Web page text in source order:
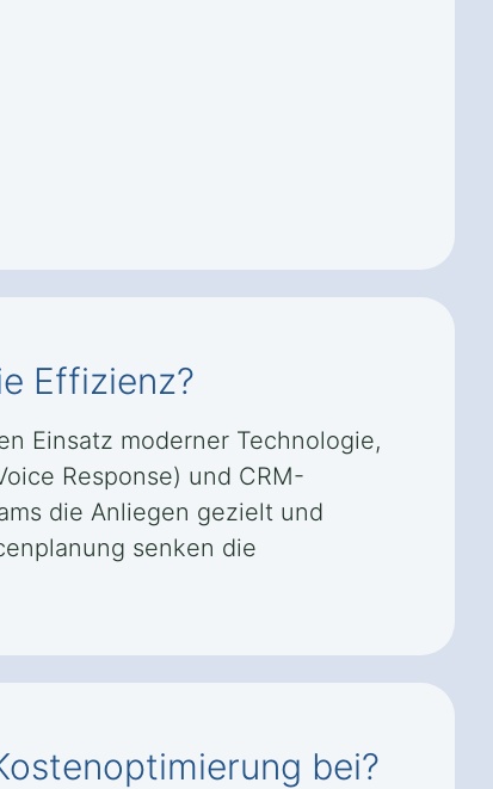
Effizienz?
Einsatz moderner Technologie,
Response) und CRM-
die Anliegen gezielt und
senken die
bei?